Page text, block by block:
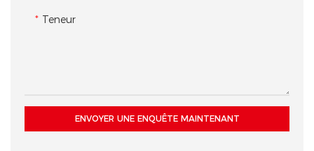
Teneur
ENVOYER UNE ENQUÊTE MAINTENANT